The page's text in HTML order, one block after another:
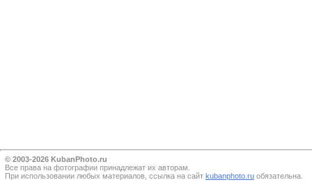
© 2003-2026 KubanPhoto.ru
Все прaва на фотографии принадлежат их авторам.
При использовании любых материалов, ссылка на сайт kubanphoto.ru обязательна.